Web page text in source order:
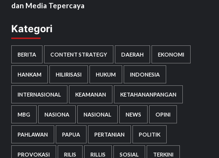
dan Media Tepercaya
Kategori
BERITA CONTENT STRATEGY DAERAH EKONOMI
HANKAM HILIRISASI HUKUM INDONESIA
INTERNASIONAL KEAMANAN KETAHANANPANGAN
MBG NASIONA NASIONAL NEWS OPINI
PAHLAWAN PAPUA PERTANIAN POLITIK
PROVOKASI RILIS RILLIS SOSIAL TERKINI